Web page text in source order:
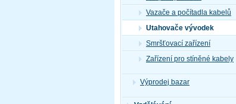
Vazače a počítadla kabelů
Utahovače vývodek
Smršťovací zařízení
Zařízení pro stíněné kabely
Výprodej bazar